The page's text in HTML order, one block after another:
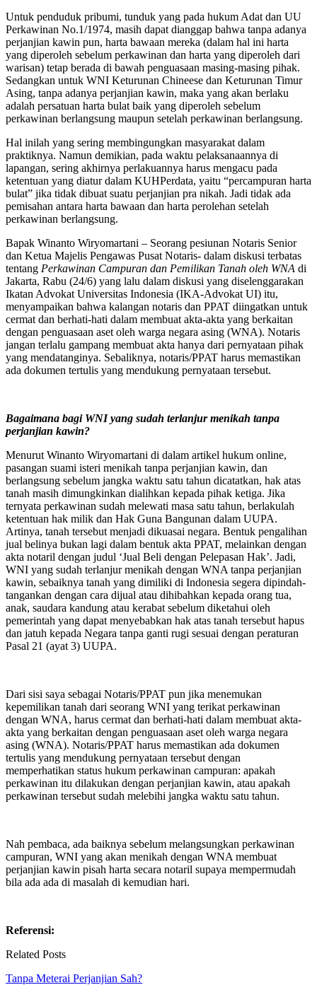
Untuk penduduk pribumi, tunduk yang pada hukum Adat dan UU
Perkawinan No.1/1974, masih dapat dianggap bahwa tanpa adanya
perjanjian kawin pun, harta bawaan mereka (dalam hal ini harta
yang diperoleh sebelum perkawinan dan harta yang diperoleh dari
warisan) tetap berada di bawah penguasaan masing-masing pihak.
Sedangkan untuk WNI Keturunan Chineese dan Keturunan Timur
Asing, tanpa adanya perjanjian kawin, maka yang akan berlaku
adalah persatuan harta bulat baik yang diperoleh sebelum
perkawinan berlangsung maupun setelah perkawinan berlangsung.
Hal inilah yang sering membingungkan masyarakat dalam
praktiknya. Namun demikian, pada waktu pelaksanaannya di
lapangan, sering akhirnya perlakuannya harus mengacu pada
ketentuan yang diatur dalam KUHPerdata, yaitu “percampuran harta
bulat” jika tidak dibuat suatu perjanjian pra nikah. Jadi tidak ada
pemisahan antara harta bawaan dan harta perolehan setelah
perkawinan berlangsung.
Bapak Winanto Wiryomartani – Seorang pesiunan Notaris Senior
dan Ketua Majelis Pengawas Pusat Notaris- dalam diskusi terbatas
tentang Perkawinan Campuran dan Pemilikan Tanah oleh WNA di
Jakarta, Rabu (24/6) yang lalu dalam diskusi yang diselenggarakan
Ikatan Advokat Universitas Indonesia (IKA-Advokat UI) itu,
menyampaikan bahwa kalangan notaris dan PPAT diingatkan untuk
cermat dan berhati-hati dalam membuat akta-akta yang berkaitan
dengan penguasaan aset oleh warga negara asing (WNA). Notaris
jangan terlalu gampang membuat akta hanya dari pernyataan pihak
yang mendatanginya. Sebaliknya, notaris/PPAT harus memastikan
ada dokumen tertulis yang mendukung pernyataan tersebut.
Bagaimana bagi WNI yang sudah terlanjur menikah tanpa
perjanjian kawin?
Menurut Winanto Wiryomartani di dalam artikel hukum online,
pasangan suami isteri menikah tanpa perjanjian kawin, dan
berlangsung sebelum jangka waktu satu tahun dicatatkan, hak atas
tanah masih dimungkinkan dialihkan kepada pihak ketiga. Jika
ternyata perkawinan sudah melewati masa satu tahun, berlakulah
ketentuan hak milik dan Hak Guna Bangunan dalam UUPA.
Artinya, tanah tersebut menjadi dikuasai negara. Bentuk pengalihan
jual belinya bukan lagi dalam bentuk akta PPAT, melainkan dengan
akta notaril dengan judul ‘Jual Beli dengan Pelepasan Hak’. Jadi,
WNI yang sudah terlanjur menikah dengan WNA tanpa perjanjian
kawin, sebaiknya tanah yang dimiliki di Indonesia segera dipindah-
tangankan dengan cara dijual atau dihibahkan kepada orang tua,
anak, saudara kandung atau kerabat sebelum diketahui oleh
pemerintah yang dapat menyebabkan hak atas tanah tersebut hapus
dan jatuh kepada Negara tanpa ganti rugi sesuai dengan peraturan
Pasal 21 (ayat 3) UUPA.
Dari sisi saya sebagai Notaris/PPAT pun jika menemukan
kepemilikan tanah dari seorang WNI yang terikat perkawinan
dengan WNA, harus cermat dan berhati-hati dalam membuat akta-
akta yang berkaitan dengan penguasaan aset oleh warga negara
asing (WNA). Notaris/PPAT harus memastikan ada dokumen
tertulis yang mendukung pernyataan tersebut dengan
memperhatikan status hukum perkawinan campuran: apakah
perkawinan itu dilakukan dengan perjanjian kawin, atau apakah
perkawinan tersebut sudah melebihi jangka waktu satu tahun.
Nah pembaca, ada baiknya sebelum melangsungkan perkawinan
campuran, WNI yang akan menikah dengan WNA membuat
perjanjian kawin pisah harta secara notaril supaya mempermudah
bila ada ada di masalah di kemudian hari.
Referensi:
Related Posts
Tanpa Meterai Perjanjian Sah?